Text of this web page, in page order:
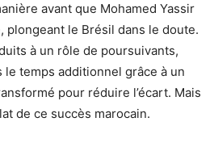
avant que Mohamed Yassir
plongeant le Brésil dans le doute.
à un rôle de poursuivants,
le temps additionnel grâce à un
pour réduire l’écart. Mais
de ce succès marocain.